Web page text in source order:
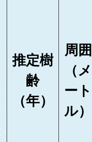
推定樹
齢
（年）
周囲
（メ
ート
ル）